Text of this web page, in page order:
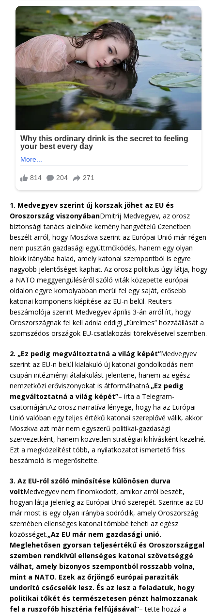
1. Medvegyev szerint új korszak jöhet az EU és
Oroszország viszonyábanDmitrij Medvegyev, az orosz
biztonsági tanács alelnöke kemény hangvételű üzenetben
beszélt arról, hogy Moszkva szerint az Európai Unió már régen
nem pusztán gazdasági együttműködés, hanem egy olyan
blokk irányába halad, amely katonai szempontból is egyre
nagyobb jelentőséget kaphat. Az orosz politikus úgy látja, hogy
a NATO meggyengüléséről szóló viták közepette európai
oldalon egyre komolyabban merül fel egy saját, erősebb
katonai komponens kiépítése az EU-n belül. Reuters
beszámolója szerint Medvegyev április 3-án arról írt, hogy
Oroszországnak fel kell adnia eddigi „türelmes” hozzáállását a
szomszédos országok EU-csatlakozási törekvéseivel szemben.
2. „Ez pedig megváltoztatná a világ képét”Medvegyev
szerint az EU-n belül kialakuló új katonai gondolkodás nem
csupán intézményi átalakulást jelentene, hanem az egész
nemzetközi erőviszonyokat is átformálhatná.„Ez pedig
megváltoztatná a világ képét”– írta a Telegram-
csatornáján.Az orosz narratíva lényege, hogy ha az Európai
Unió valóban egy teljes értékű katonai szereplővé válik, akkor
Moszkva azt már nem egyszerű politikai-gazdasági
szervezetként, hanem közvetlen stratégiai kihívásként kezelné.
Ezt a megközelítést több, a nyilatkozatot ismertető friss
beszámoló is megerősítette.
3. Az EU-ról szóló minősítése különösen durva
voltMedvegyev nem finomkodott, amikor arról beszélt,
hogyan látja jelenleg az Európai Unió szerepét. Szerinte az EU
már most is egy olyan irányba sodródik, amely Oroszország
szemében ellenséges katonai tömbbé teheti az egész
közösséget.„Az EU már nem gazdasági unió.
Meglehetősen gyorsan teljesértékű és Oroszországgal
szemben rendkívül ellenséges katonai szövetséggé
válhat, amely bizonyos szempontból rosszabb volna,
mint a NATO. Ezek az őrjöngő európai paraziták
undorító csőcselék lesz. És az lesz a feladatuk, hogy
politikai tőkét és természetesen pénzt halmozzanak
fel a ruszofób hisztéria felfújásával”– tette hozzá a